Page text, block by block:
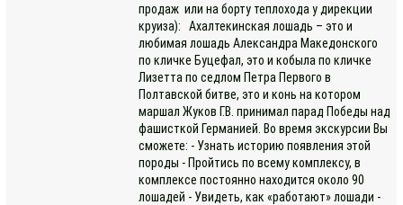
продаж или на борту теплохода у дирекции
круиза): Ахалтекинская лошадь – это и
любимая лошадь Александра Македонского
по кличке Буцефал, это и кобыла по кличке
Лизетта по седлом Петра Первого в
Полтавской битве, это и конь на котором
маршал Жуков Г.В. принимал парад Победы над
фашисткой Германией. Во время экскурсии Вы
сможете: - Узнать историю появления этой
породы - Пройтись по всему комплексу, в
комплексе постоянно находится около 90
лошадей - Увидеть, как «работают» лошади -